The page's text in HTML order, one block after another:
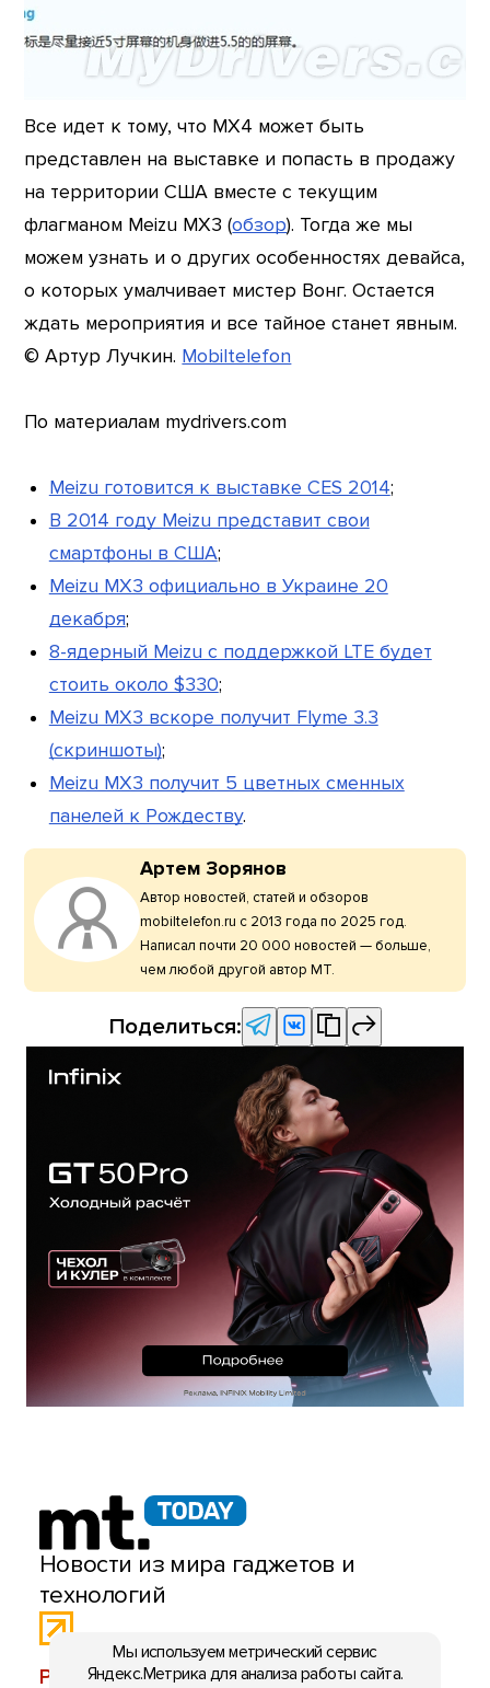
Все идет к тому, что MX4 может быть
представлен на выставке и попасть в продажу
на территории США вместе с текущим
флагманом Meizu MX3 (обзор). Тогда же мы
можем узнать и о других особенностях девайса,
о которых умалчивает мистер Вонг. Остается
ждать мероприятия и все тайное станет явным.
© Артур Лучкин. Mobiltelefon
По материалам mydrivers.com
Meizu готовится к выставке CES 2014;
В 2014 году Meizu представит свои
смартфоны в США;
Meizu MX3 официально в Украине 20
декабря;
8-ядерный Meizu с поддержкой LTE будет
стоить около $330;
Meizu MX3 вскоре получит Flyme 3.3
(скриншоты);
Meizu MX3 получит 5 цветных сменных
панелей к Рождеству.
Артем Зорянов
Автор новостей, статей и обзоров
mobiltelefon.ru с 2013 года по 2025 год.
Написал почти 20 000 новостей — больше,
чем любой другой автор МТ.
Поделиться:
Новости из мира гаджетов и
технологий
РЕКЛАМА:mobiltelefon.ru@gmail.com
Мы используем метрический сервис
Яндекс.Метрика для анализа работы сайта.